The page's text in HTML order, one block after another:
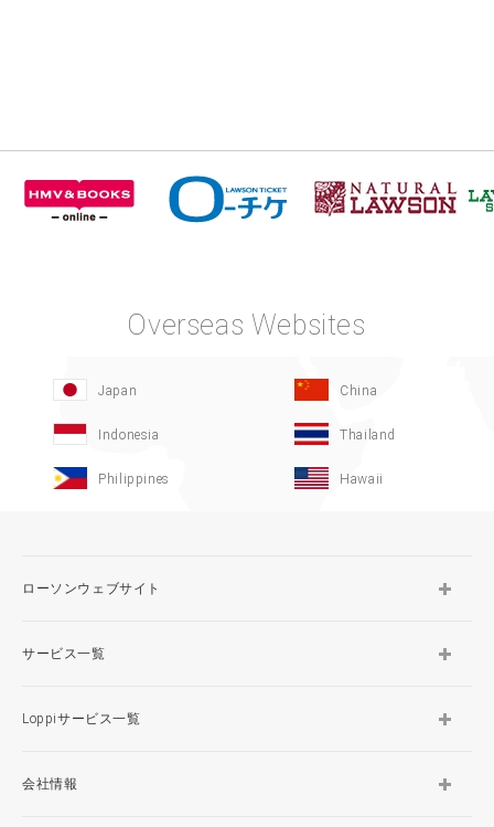
Overseas Websites
Japan China
Indonesia Thailand
Philippines Hawaii
ローソンウェブサイト
サービス一覧
Loppiサービス一覧
会社情報